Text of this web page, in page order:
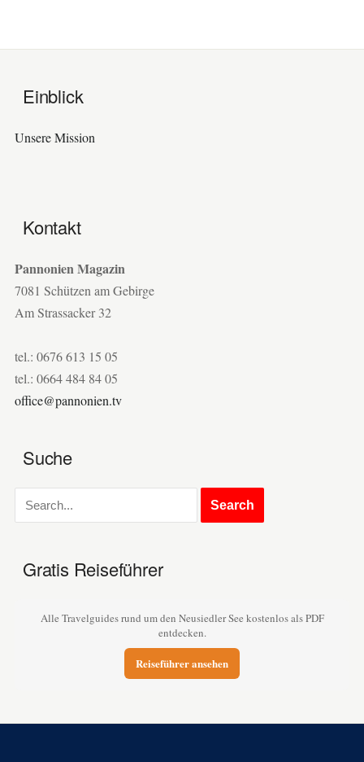
Einblick
Unsere Mission
Kontakt
Pannonien Magazin
7081 Schützen am Gebirge
Am Strassacker 32
tel.: 0676 613 15 05
tel.: 0664 484 84 05
office@pannonien.tv
Suche
Gratis Reiseführer
Alle Travelguides rund um den Neusiedler See kostenlos als PDF
entdecken.
Reiseführer ansehen